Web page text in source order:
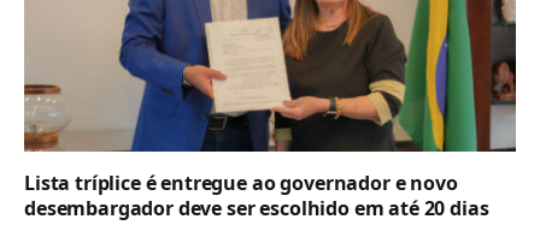
Lista tríplice é entregue ao governador e novo
desembargador deve ser escolhido em até 20 dias